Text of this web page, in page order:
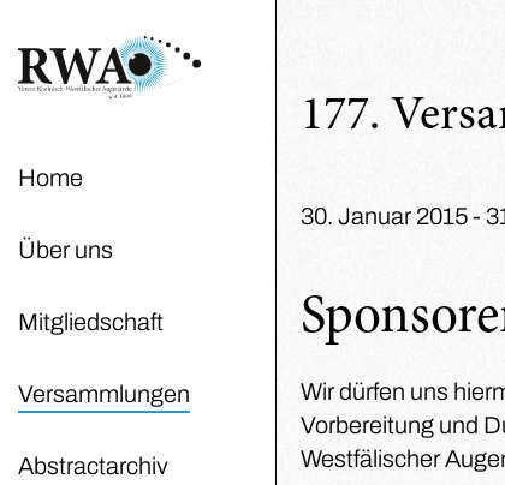
Home
Über uns
Mitgliedschaft
Versammlungen
Abstractarchiv
177.
30. Januar 2015 -
Wir dürfen uns
Vorbereitung und
Westfälischer